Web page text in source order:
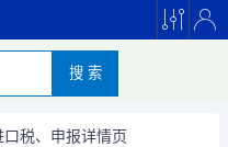
搜 索
税、申报详情页